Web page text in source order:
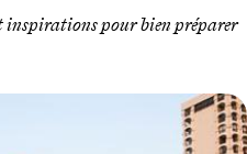
inspirations pour bien préparer